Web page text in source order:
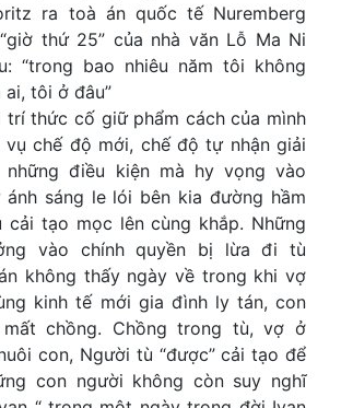
ra toà án quốc tế Nuremberg
thứ 25” của nhà văn Lỗ Ma Ni
“trong bao nhiêu năm tôi không
tôi ở đâu”
trí thức cố giữ phẩm cách của mình
vụ chế độ mới, chế độ tự nhận giải
những điều kiện mà hy vọng vào
sáng le lói bên kia đường hầm
tạo mọc lên cùng khắp. Những
vào chính quyền bị lừa đi tù
không thấy ngày về trong khi vợ
kinh tế mới gia đình ly tán, con
chồng. Chồng trong tù, vợ ở
con, Người tù “được” cải tạo để
con người không còn suy nghĩ